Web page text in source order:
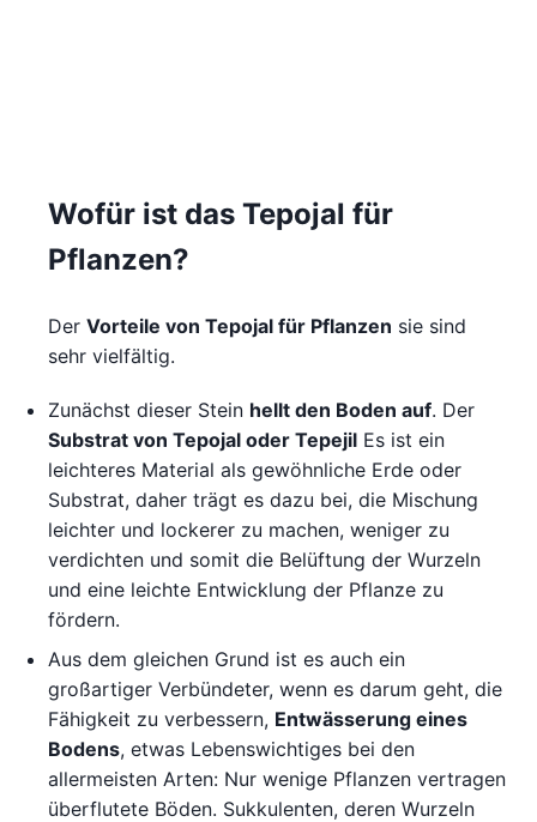
Wofür ist das Tepojal für
Pflanzen?
Der Vorteile von Tepojal für Pflanzen sie sind
sehr vielfältig.
Zunächst dieser Stein hellt den Boden auf. Der
Substrat von Tepojal oder Tepejil Es ist ein
leichteres Material als gewöhnliche Erde oder
Substrat, daher trägt es dazu bei, die Mischung
leichter und lockerer zu machen, weniger zu
verdichten und somit die Belüftung der Wurzeln
und eine leichte Entwicklung der Pflanze zu
fördern.
Aus dem gleichen Grund ist es auch ein
großartiger Verbündeter, wenn es darum geht, die
Fähigkeit zu verbessern, Entwässerung eines
Bodens, etwas Lebenswichtiges bei den
allermeisten Arten: Nur wenige Pflanzen vertragen
überflutete Böden. Sukkulenten, deren Wurzeln